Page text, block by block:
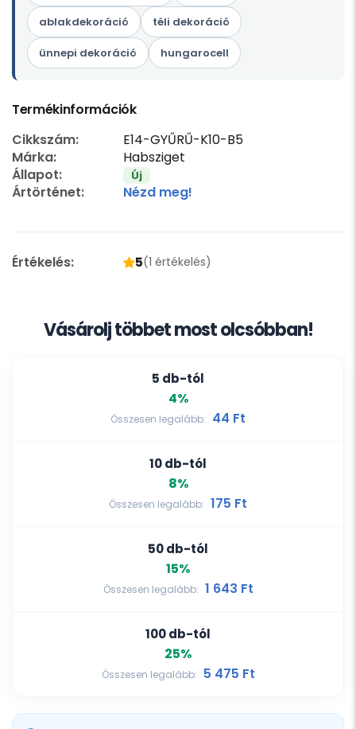
ablakdekoráció téli dekoráció
ünnepi dekoráció hungarocell
Termékinformációk
Cikkszám:
E14-GYŰRŰ-K10-B5
Márka:
Habsziget
Állapot:
Új
Ártörténet: Nézd meg!
Értékelés: 5(1 értékelés)
Vásárolj többet most olcsóbban!
5 db-tól
4%
Összesen legalább: 44 Ft‎
10 db-tól
8%
Összesen legalább: 175 Ft‎
50 db-tól
15%
Összesen legalább: 1 643 Ft‎
100 db-tól
25%
Összesen legalább: 5 475 Ft‎